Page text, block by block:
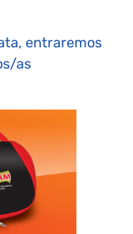
entraremos
as